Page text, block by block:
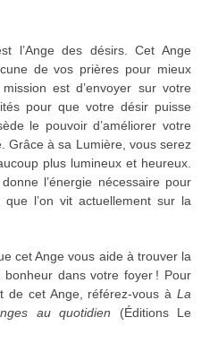
l’Ange des désirs. Cet Ange
de vos prières pour mieux
est d’envoyer sur votre
pour que votre désir puisse
le pouvoir d’améliorer votre
Grâce à sa Lumière, vous serez
plus lumineux et heureux.
l’énergie nécessaire pour
que l’on vit actuellement sur la
cet Ange vous aide à trouver la
dans votre foyer ! Pour
de cet Ange, référez-vous àLa
au quotidien (Éditions Le